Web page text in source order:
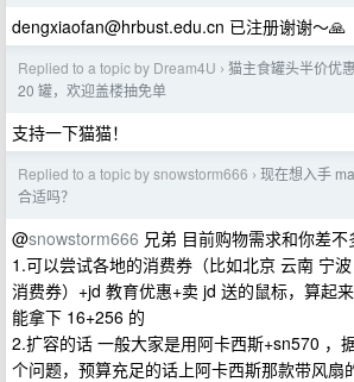
dengxiaofan@hrbust.edu.cn 已注册谢谢～🙏
Replied to a topic by Dream4U › 猫主食罐头半价优
20 罐，欢迎盖楼抽免单
支持一下猫猫！
Replied to a topic by snowstorm666 › 现在想入手
合适吗？
@snowstorm666 兄弟 目前购物需求和你差不
1.可以尝试各地的消费券（比如北京 云南 宁
消费券）+jd 教育优惠+卖 jd 送的鼠标，算起
能拿下 16+256 的
2.扩容的话 一般大家是用阿卡西斯+sn570 ，
个问题，预算充足的话上阿卡西斯那款带风扇